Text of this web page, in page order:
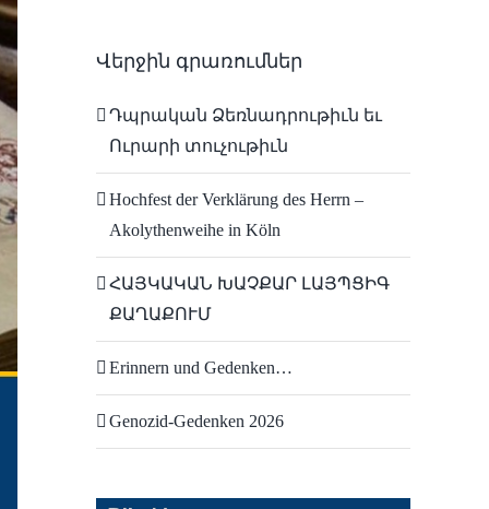
Վերջին գրառումներ
Դպրական Ձեռնադրութիւն եւ
Ուրարի տուչութիւն
Hochfest der Verklärung des Herrn –
Akolythenweihe in Köln
ՀԱՅԿԱԿԱՆ ԽԱՉՔԱՐ ԼԱՅՊՑԻԳ
ՔԱՂԱՔՈՒՄ
Erinnern und Gedenken…
Genozid-Gedenken 2026